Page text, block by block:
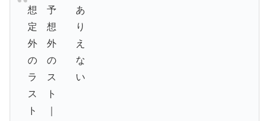
想 予 あ
定 想 り
外 外 え
の の な
ラ ス い
ス ト
ト ｜